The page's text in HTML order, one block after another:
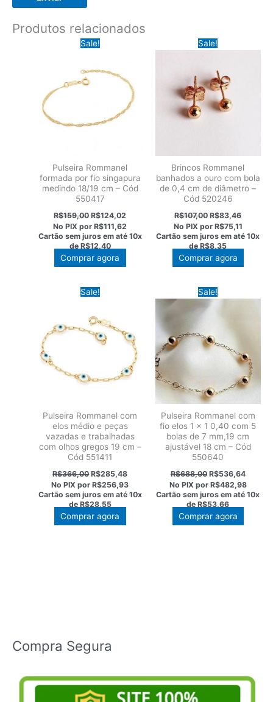
Produtos relacionados
Sale!
Pulseira Rommanel
formada por fio singapura
medindo 18/19 cm – Cód
550417
R$159,00O
preço
original
era:
R$159,00.
R$124,02
atual
é:
R$124,02.
No PIX porR$111,62
Cartão sem juros em até 10x
deR$12,40
Comprar agora
Sale!
Brincos Rommanel
banhados a ouro com bola
de 0,4 cm de diâmetro –
Cód 520246
R$107,00O
preço
original
era:
R$107,00.
R$83,46O
preço
atual
é:
No PIX por R$75,11
Cartão sem juros em até10x
de R$8,35
Comprar agora
Sale!
Pulseira Rommanel com
elos médio e peças
vazadas e trabalhadas
com olhos gregos 19 cm –
Cód 551411
R$366,00O
preço
original
era:
R$366,00.
R$285,48
preço
atual
é:
No PIX porR$256,93
Cartão sem juros em até 10x
deR$28,55
Comprar agora
Sale!
Pulseira Rommanel com
fio elos 1 x 1 0,40 com 5
bolas de 7 mm,19 cm
ajustável 18 cm – Cód
550640
R$688,00 O
preço
original
era:
R$688,00.
R$536,64O
preço
atual
é:
No PIX por R$482,98
Cartão sem juros em até10x
de R$53,66
Comprar agora
Compra Segura